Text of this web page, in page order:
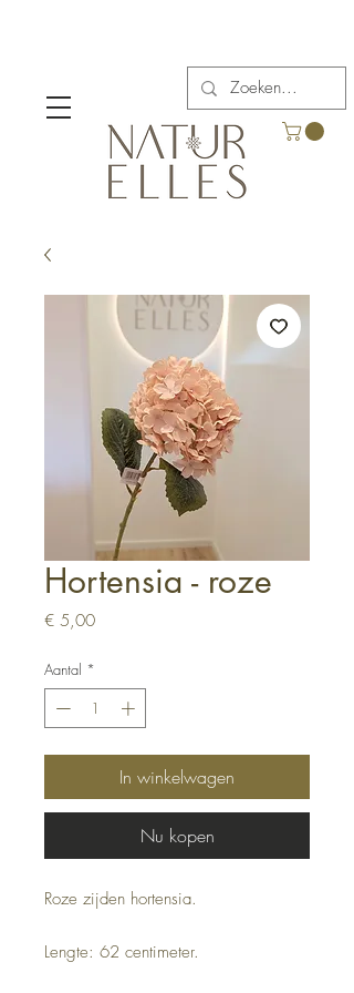
Hortensia - roze
€ 5,00Prijs
Aantal *
In winkelwagen
Nu kopen
Roze zijden hortensia.
Lengte: 62 centimeter.